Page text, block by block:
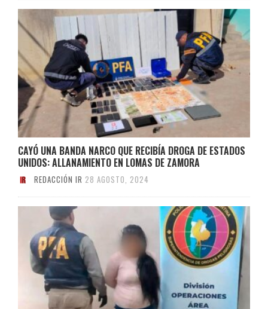
CAYÓ UNA BANDA NARCO QUE RECIBÍA DROGA DE ESTADOS
UNIDOS: ALLANAMIENTO EN LOMAS DE ZAMORA
REDACCIÓN IR 28 AGOSTO, 2024